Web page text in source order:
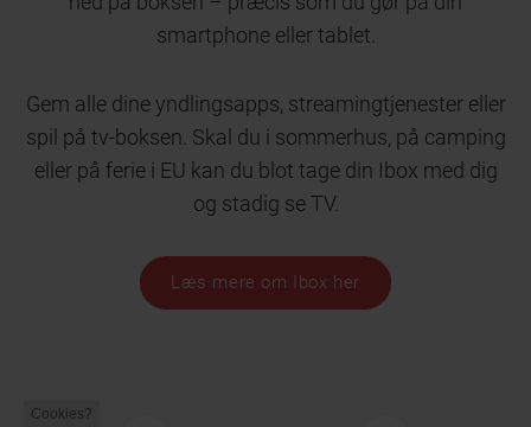
smartphone eller tablet.
Gem alle dine yndlingsapps, streamingtjenester eller
spil på tv-boksen. Skal du i sommerhus, på camping
eller på ferie i EU kan du blot tage din Ibox med dig
og stadig se TV.
Læs mere om Ibox her
Cookies?